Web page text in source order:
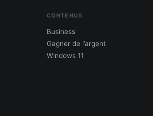
CONTENUS
Business
Gagner de l’argent
Windows 11